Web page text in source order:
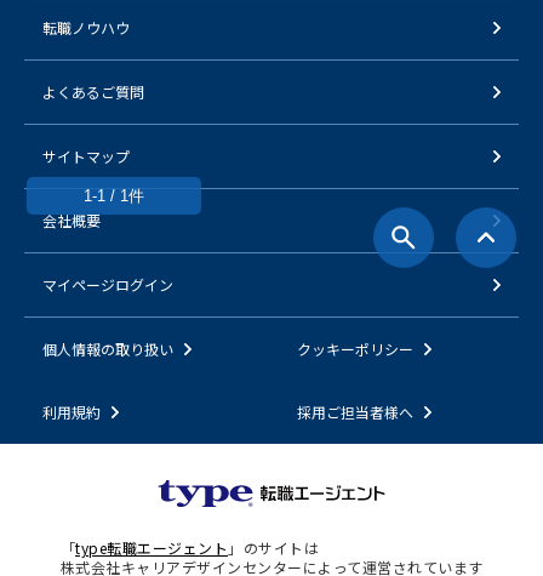
1-1 / 1件
転職ノウハウ
よくあるご質問
サイトマップ
会社概要
マイページログイン
個人情報の取り扱い クッキーポリシー
利用規約 採用ご担当者様へ
「type転職エージェント 」のサイトは
株式会社キャリアデザインセンターによって運営されています